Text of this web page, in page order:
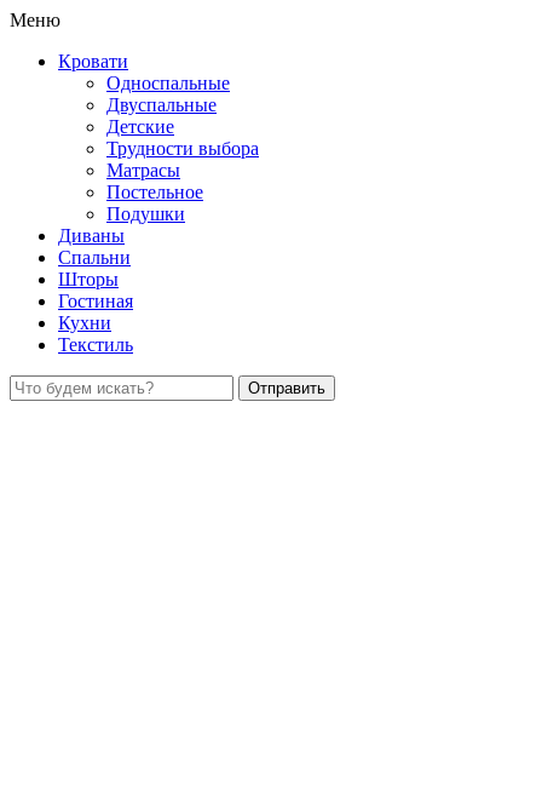
Меню
Кровати
Односпальные
Двуспальные
Детские
Трудности выбора
Матрасы
Постельное
Подушки
Диваны
Спальни
Шторы
Гостиная
Кухни
Текстиль